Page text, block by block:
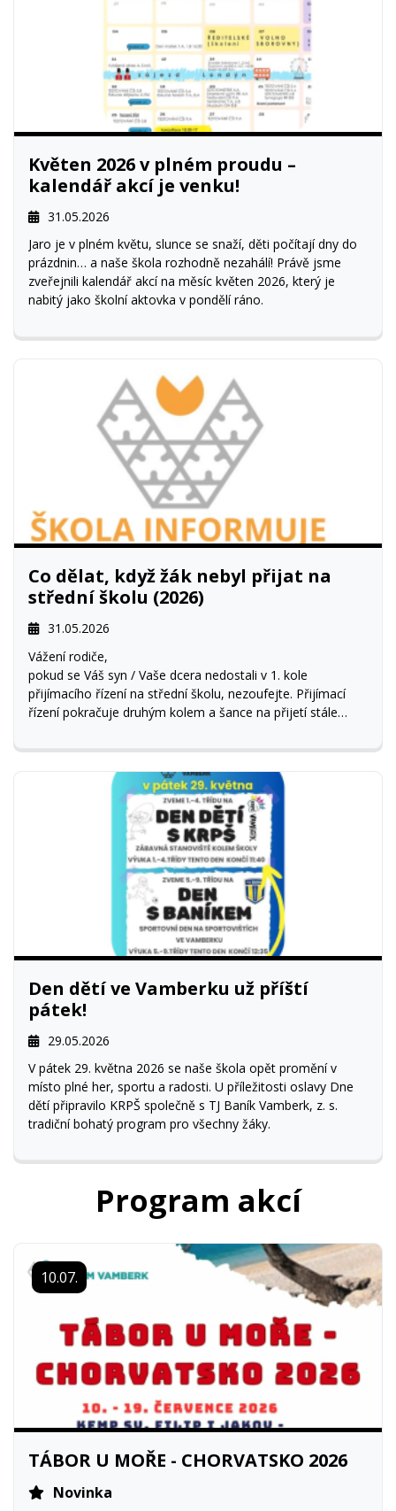
Květen 2026 v plném proudu –
kalendář akcí je venku!
31.05.2026
Jaro je v plném květu, slunce se snaží, děti počítají dny do
prázdnin… a naše škola rozhodně nezahálí! Právě jsme
zveřejnili kalendář akcí na měsíc květen 2026, který je
nabitý jako školní aktovka v pondělí ráno.
Co dělat, když žák nebyl přijat na
střední školu (2026)
31.05.2026
Vážení rodiče,
pokud se Váš syn / Vaše dcera nedostali v 1. kole
přijímacího řízení na střední školu, nezoufejte. Přijímací
řízení pokračuje druhým kolem a šance na přijetí stále
Den dětí ve Vamberku už příští
pátek!
29.05.2026
V pátek 29. května 2026 se naše škola opět promění v
místo plné her, sportu a radosti. U příležitosti oslavy Dne
dětí připravilo KRPŠ společně s TJ Baník Vamberk, z. s.
tradiční bohatý program pro všechny žáky.
Program akcí
10.07.
TÁBOR U MOŘE - CHORVATSKO 2026
Novinka